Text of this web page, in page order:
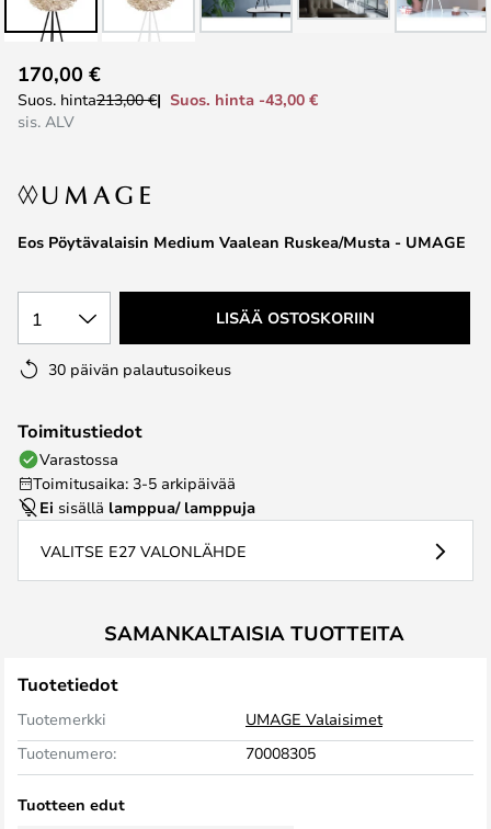
to
the
the
gallery
Eos Pöytävalaisin Medium Vaalean Ruskea/Musta - UMAGE
170,00 €
Suos. hinta213,00 €
Suos. hinta -43,00 €
sis. ALV
1 LISÄÄ OSTOSKORIIN
30 päivän palautusoikeus
Toimitustiedot
Varastossa
Toimitusaika: 3-5 arkipäivää
Ei sisällä lamppua/ lamppuja
VALITSE E27 VALONLÄHDE
SAMANKALTAISIA TUOTTEITA
Tuotetiedot
Tuotemerkki
UMAGE Valaisimet
Tuotenumero:
70008305
Tuotteen edut